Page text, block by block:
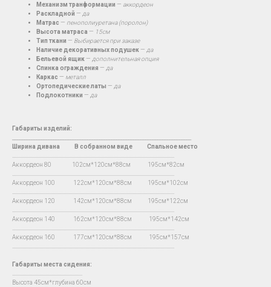
Механизм транформации — аккордеон
Раскладной — да
Матрас — пенополиуретана (поролон)
Высота матраса — 15см
Тип ткани — Выбирается при заказе
Наличие декоративных подушек — да
Бельевой ящик — дополнительная опция
Спинка ограждения — да
Каркас — металл
Ортопедические латы — да
Подлокотники — да
Габариты изделий:
Ширина дивана
В собранном виде Спальное место
Аккордеон 80 102см*120см*88см 195см*82см
Аккордеон 100 122см*120см*88см 195см*102см
Аккордеон 120 142см*120см*88см 195см*122см
Аккордеон 140 162см*120см*88см 195см*142см
Аккордеон 160 177см*120см*88см 195см*157см
Габариты места сидения:
Высота 45см*глубина 60см